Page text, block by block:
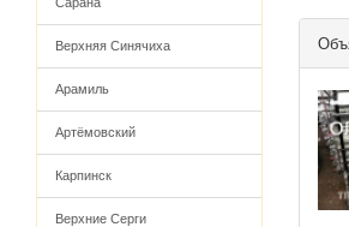
Верхняя Синячиха
Арамиль
Артёмовский
Карпинск
Верхние Серги